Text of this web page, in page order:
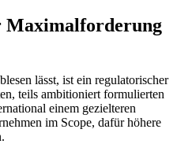
Maximalforderung
lässt, ist ein regulatorischer
teils ambitioniert formulierten
einem gezielteren
im Scope, dafür höhere